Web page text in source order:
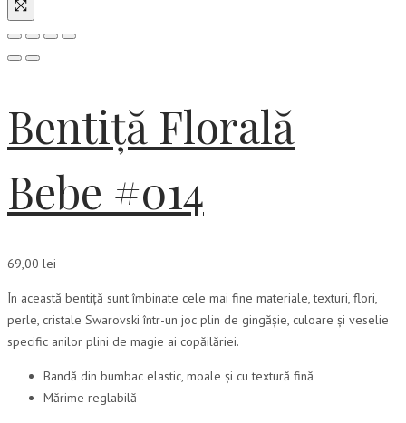
Bentiță Florală
Bebe #014
69,00 lei
În această bentiță sunt îmbinate cele mai fine materiale, texturi, flori,
perle, cristale Swarovski într-un joc plin de gingășie, culoare și veselie
specific anilor plini de magie ai copăilăriei.
Bandă din bumbac elastic, moale și cu textură fină
Mărime reglabilă